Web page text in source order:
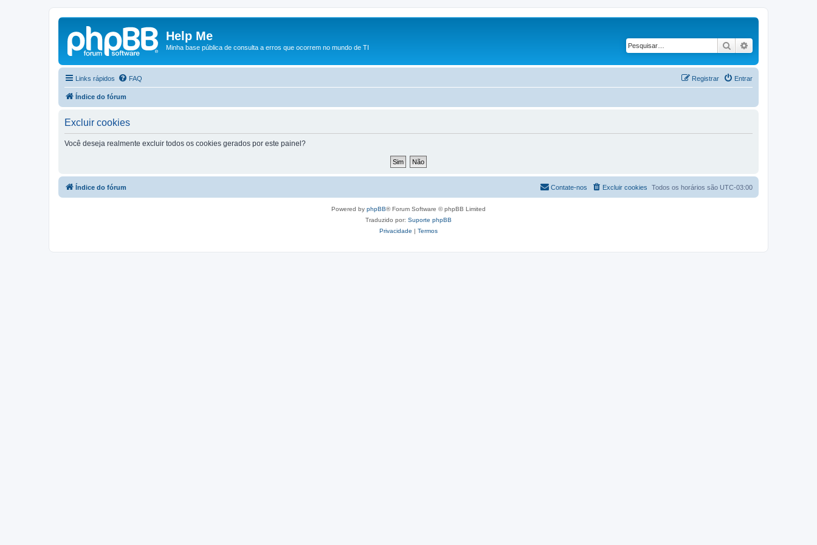
Help Me
Minha base pública de consulta a erros que ocorrem no mundo de TI Pesquisar
Links rápidos FAQ Entrar
Registrar
Índice do fórum
Excluir cookies
Você deseja realmente excluir todos os cookies gerados por este painel?
Índice do fórum Todos os horários são UTC-03:00
Excluir cookies
Contate-nos
Powered by phpBB® Forum Software © phpBB Limited
Traduzido por: Suporte phpBB
Privacidade | Termos